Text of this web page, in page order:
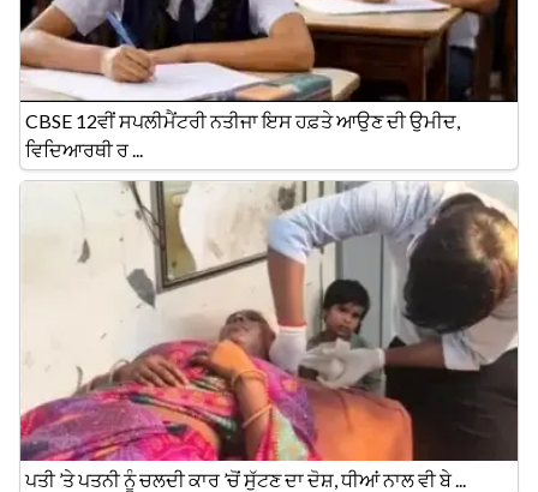
CBSE 12ਵੀਂ ਸਪਲੀਮੈਂਟਰੀ ਨਤੀਜਾ ਇਸ ਹਫ਼ਤੇ ਆਉਣ ਦੀ ਉਮੀਦ,
ਵਿਦਿਆਰਥੀ ਰ ...
ਪਤੀ ’ਤੇ ਪਤਨੀ ਨੂੰ ਚਲਦੀ ਕਾਰ ’ਚੋਂ ਸੁੱਟਣ ਦਾ ਦੋਸ਼, ਧੀਆਂ ਨਾਲ ਵੀ ਬੇ ...